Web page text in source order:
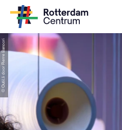
© Outil.li door Pierre Banoori